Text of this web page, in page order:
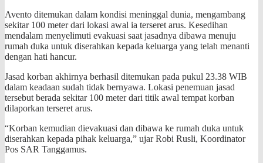
Avento ditemukan dalam kondisi meninggal dunia, mengambang
sekitar 100 meter dari lokasi awal ia terseret arus. Kesedihan
mendalam menyelimuti evakuasi saat jasadnya dibawa menuju
rumah duka untuk diserahkan kepada keluarga yang telah menanti
dengan hati hancur.
Jasad korban akhirnya berhasil ditemukan pada pukul 23.38 WIB
dalam keadaan sudah tidak bernyawa. Lokasi penemuan jasad
tersebut berada sekitar 100 meter dari titik awal tempat korban
dilaporkan terseret arus.
“Korban kemudian dievakuasi dan dibawa ke rumah duka untuk
diserahkan kepada pihak keluarga,” ujar Robi Rusli, Koordinator
Pos SAR Tanggamus.